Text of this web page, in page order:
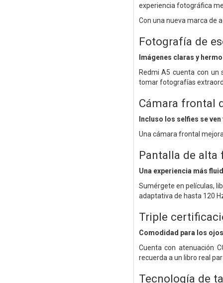
experiencia fotográfica
Con una nueva marca de
Fotografía de
Imágenes claras y
Redmi A5 cuenta con
tomar fotografías
Cámara frontal
Incluso los selfies se
Una cámara frontal
Pantalla de alta
Una experiencia más
Sumérgete en películas,
adaptativa de hasta 120
Triple
Comodidad para los ojos
Cuenta con atenuación
recuerda a un libro real
Tecnología de